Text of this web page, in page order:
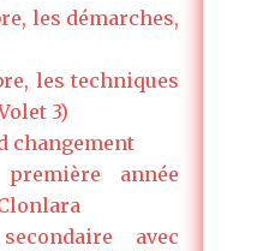
les démarches,
les techniques
3)
changement
année
avec